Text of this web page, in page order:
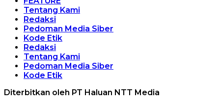
Tentang Kami
Redaksi
Pedoman Media Siber
Kode Etik
Redaksi
Tentang Kami
Pedoman Media Siber
Kode Etik
Diterbitkan oleh PT Haluan NTT Media